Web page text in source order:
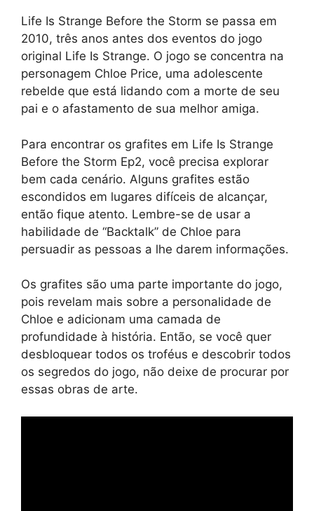
Life Is Strange Before the Storm se passa em
2010, três anos antes dos eventos do jogo
original Life Is Strange. O jogo se concentra na
personagem Chloe Price, uma adolescente
rebelde que está lidando com a morte de seu
pai e o afastamento de sua melhor amiga.
Para encontrar os grafites em Life Is Strange
Before the Storm Ep2, você precisa explorar
bem cada cenário. Alguns grafites estão
escondidos em lugares difíceis de alcançar,
então fique atento. Lembre-se de usar a
habilidade de “Backtalk” de Chloe para
persuadir as pessoas a lhe darem informações.
Os grafites são uma parte importante do jogo,
pois revelam mais sobre a personalidade de
Chloe e adicionam uma camada de
profundidade à história. Então, se você quer
desbloquear todos os troféus e descobrir todos
os segredos do jogo, não deixe de procurar por
essas obras de arte.